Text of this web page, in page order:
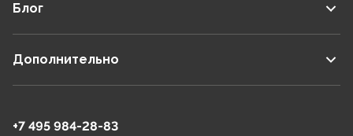
Блог
Дополнительно
+7 495 984-28-83